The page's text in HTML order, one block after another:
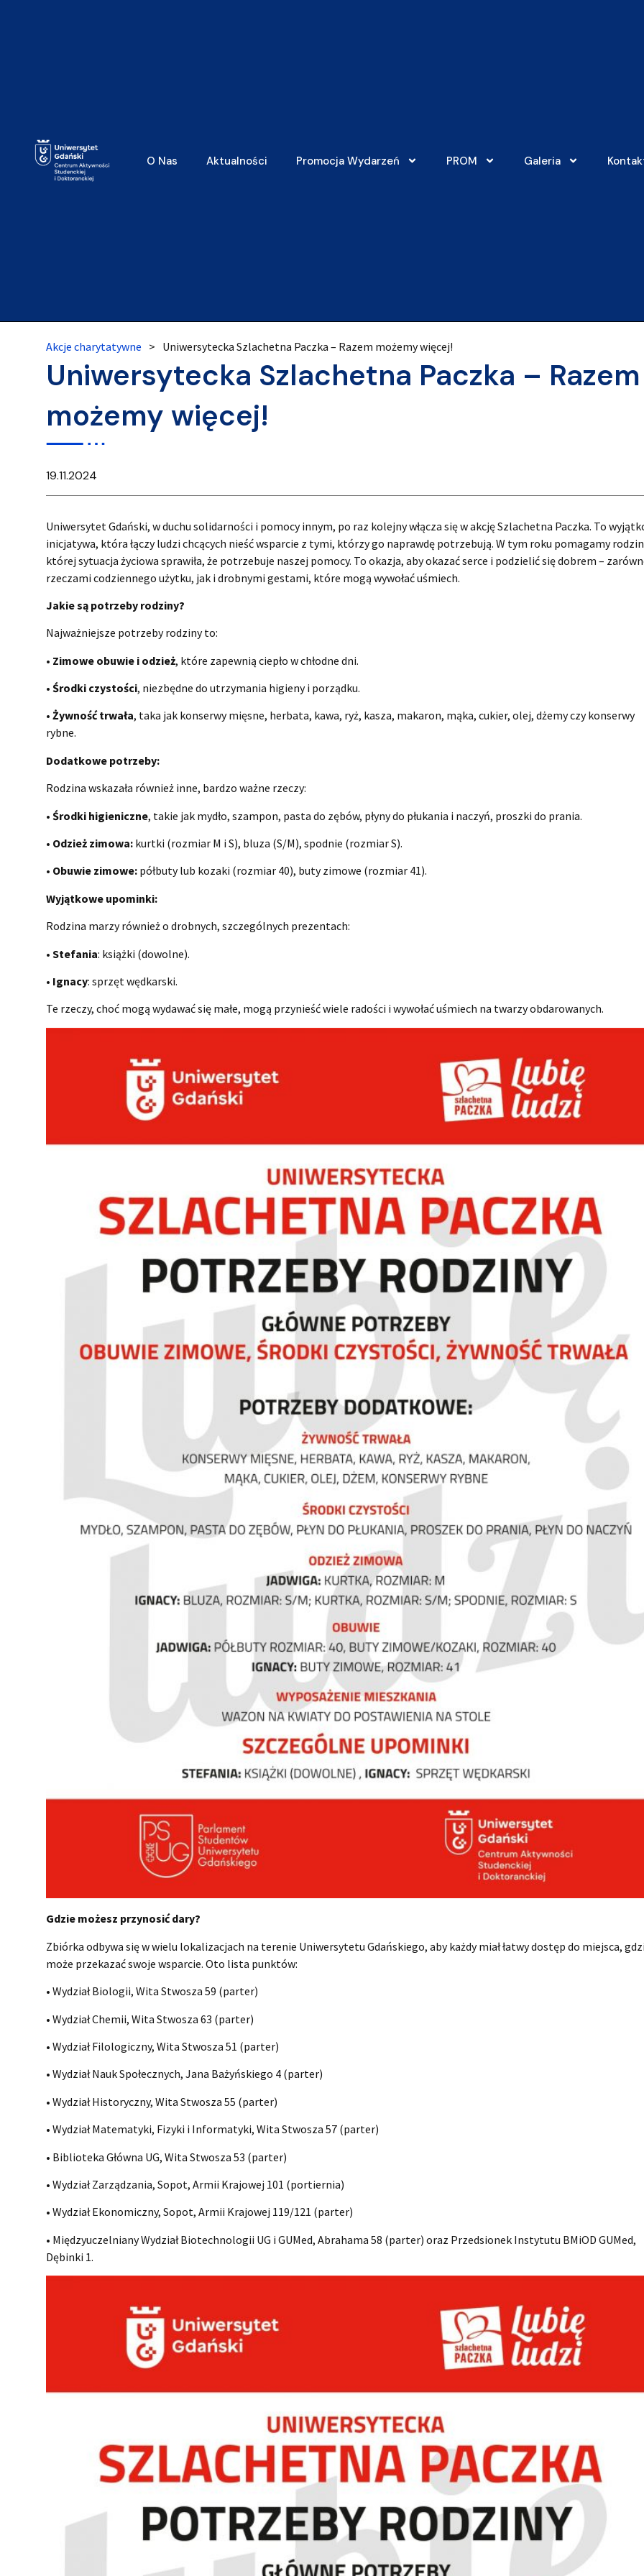
O Nas Aktualności Promocja Wydarzeń PROM Galeria
Akcje charytatywne > Uniwersytecka Szlachetna Paczka – Razem możemy więcej!
Uniwersytecka Szlachetna Paczka – Razem
możemy więcej!
19.11.2024
Uniwersytet Gdański, w duchu solidarności i pomocy innym, po raz kolejny włącza się w akcję Szlachetna Paczka. To
inicjatywa, która łączy ludzi chcących nieść wsparcie z tymi, którzy go naprawdę potrzebują. W tym roku pomagamy
której sytuacja życiowa sprawiła, że potrzebuje naszej pomocy. To okazja, aby okazać serce i podzielić się dobrem –
rzeczami codziennego użytku, jak i drobnymi gestami, które mogą wywołać uśmiech.
Jakie są potrzeby rodziny?
Najważniejsze potrzeby rodziny to:
• Zimowe obuwie i odzież, które zapewnią ciepło w chłodne dni.
•Środki czystości, niezbędne do utrzymania higieny i porządku.
•Żywność trwała, taka jak konserwy mięsne, herbata, kawa, ryż, kasza, makaron, mąka, cukier, olej, dżemy czy konserwy
rybne.
Dodatkowe potrzeby:
Rodzina wskazała również inne, bardzo ważne rzeczy:
•Środki higieniczne, takie jak mydło, szampon, pasta do zębów, płyny do płukania i naczyń, proszki do prania.
• Odzież zimowa: kurtki (rozmiar M i S), bluza (S/M), spodnie (rozmiar S).
• Obuwie zimowe: półbuty lub kozaki (rozmiar 40), buty zimowe (rozmiar 41).
Wyjątkowe upominki:
Rodzina marzy również o drobnych, szczególnych prezentach:
•Stefania: książki (dowolne).
• Ignacy: sprzęt wędkarski.
Te rzeczy, choć mogą wydawać się małe, mogą przynieść wiele radości i wywołać uśmiech na twarzy obdarowanych.
Gdzie możesz przynosić dary?
Zbiórka odbywa się w wielu lokalizacjach na terenie Uniwersytetu Gdańskiego, aby każdy miał łatwy dostęp do miejsca,
może przekazać swoje wsparcie. Oto lista punktów:
• Wydział Biologii, Wita Stwosza 59 (parter)
• Wydział Chemii, Wita Stwosza 63 (parter)
• Wydział Filologiczny, Wita Stwosza 51 (parter)
• Wydział Nauk Społecznych, Jana Bażyńskiego 4 (parter)
• Wydział Historyczny, Wita Stwosza 55 (parter)
• Wydział Matematyki, Fizyki i Informatyki, Wita Stwosza 57 (parter)
• Biblioteka Główna UG, Wita Stwosza 53 (parter)
• Wydział Zarządzania, Sopot, Armii Krajowej 101 (portiernia)
• Wydział Ekonomiczny, Sopot, Armii Krajowej 119/121 (parter)
• Międzyuczelniany Wydział Biotechnologii UG i GUMed, Abrahama 58 (parter) oraz Przedsionek Instytutu BMiOD GUMed,
Dębinki 1.